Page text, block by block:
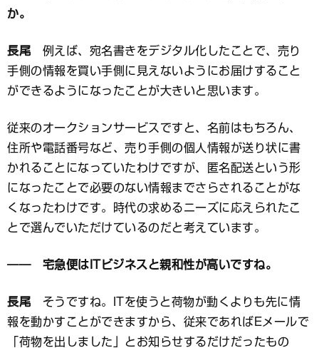
か。
長尾 例えば、宛名書きをデジタル化したことで、売り
手側の情報を買い手側に見えないようにお届けすること
ができるようになったことが大きいと思います。
従来のオークションサービスですと、名前はもちろん、
住所や電話番号など、売り手側の個人情報が送り状に書
かれることになっていたわけですが、匿名配送という形
になったことで必要のない情報までさらされることがな
くなったわけです。時代の求めるニーズに応えられたこ
とで選んでいただけているのだと考えています。
―― 宅急便はITビジネスと親和性が高いですね。
長尾 そうですね。ITを使うと荷物が動くよりも先に情
報を動かすことができますから、従来であればEメールで
「荷物を出しました」とお知らせするだけだったもの